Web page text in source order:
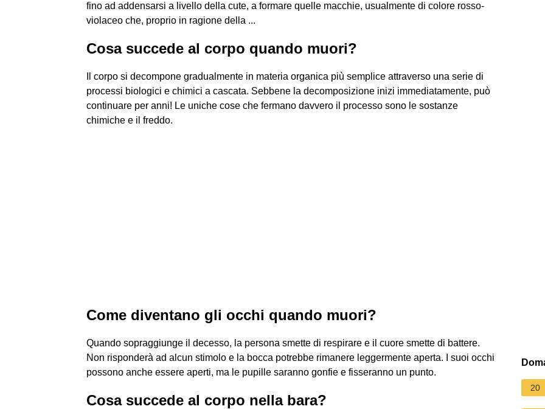
fino ad addensarsi a livello della cute, a formare quelle macchie, usualmente di colore rosso-
violaceo che, proprio in ragione della ...
Cosa succede al corpo quando muori?
Il corpo si decompone gradualmente in materia organica più semplice attraverso una serie di
processi biologici e chimici a cascata. Sebbene la decomposizione inizi immediatamente, può
continuare per anni! Le uniche cose che fermano davvero il processo sono le sostanze
chimiche e il freddo.
Come diventano gli occhi quando muori?
Quando sopraggiunge il decesso, la persona smette di respirare e il cuore smette di battere.
Non risponderà ad alcun stimolo e la bocca potrebbe rimanere leggermente aperta. I suoi occhi
possono anche essere aperti, ma le pupille saranno gonfie e fisseranno un punto.
Cosa succede al corpo nella bara?
20